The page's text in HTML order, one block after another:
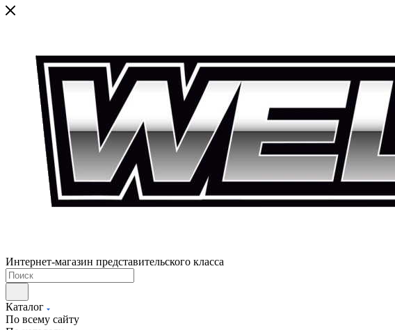
Интернет-магазин представительского класса
Каталог
По всему сайту